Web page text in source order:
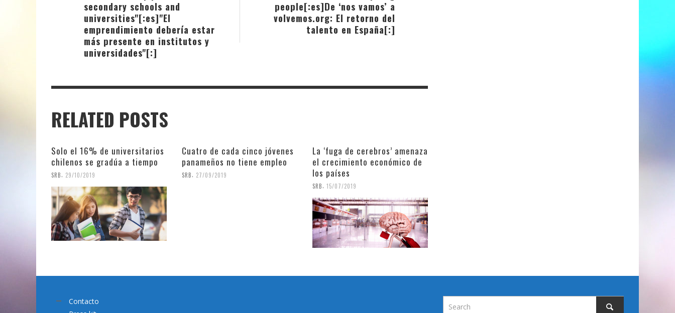
people[:es]De ‘nos vamos’ a
volvemos.org: El retorno del
talento en España[:]
secondary schools and
universities"[:es]"El
emprendimiento debería estar
más presente en institutos y
universidades"[:]
RELATED POSTS
Solo el 16% de universitarios
chilenos se gradúa a tiempo
SRB 29/10/2019
Cuatro de cada cinco jóvenes
panameños no tiene empleo
SRB 27/09/2019
La ‘fuga de cerebros’ amenaza
el crecimiento económico de
los países
SRB 15/07/2019
Contacto